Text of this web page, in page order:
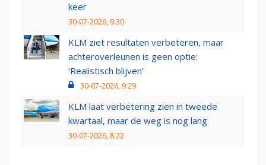
keer
30-07-2026, 9:30
KLM ziet resultaten verbeteren, maar
achteroverleunen is geen optie:
‘Realistisch blijven’
30-07-2026, 9:29
KLM laat verbetering zien in tweede
kwartaal, maar de weg is nog lang
30-07-2026, 8:22